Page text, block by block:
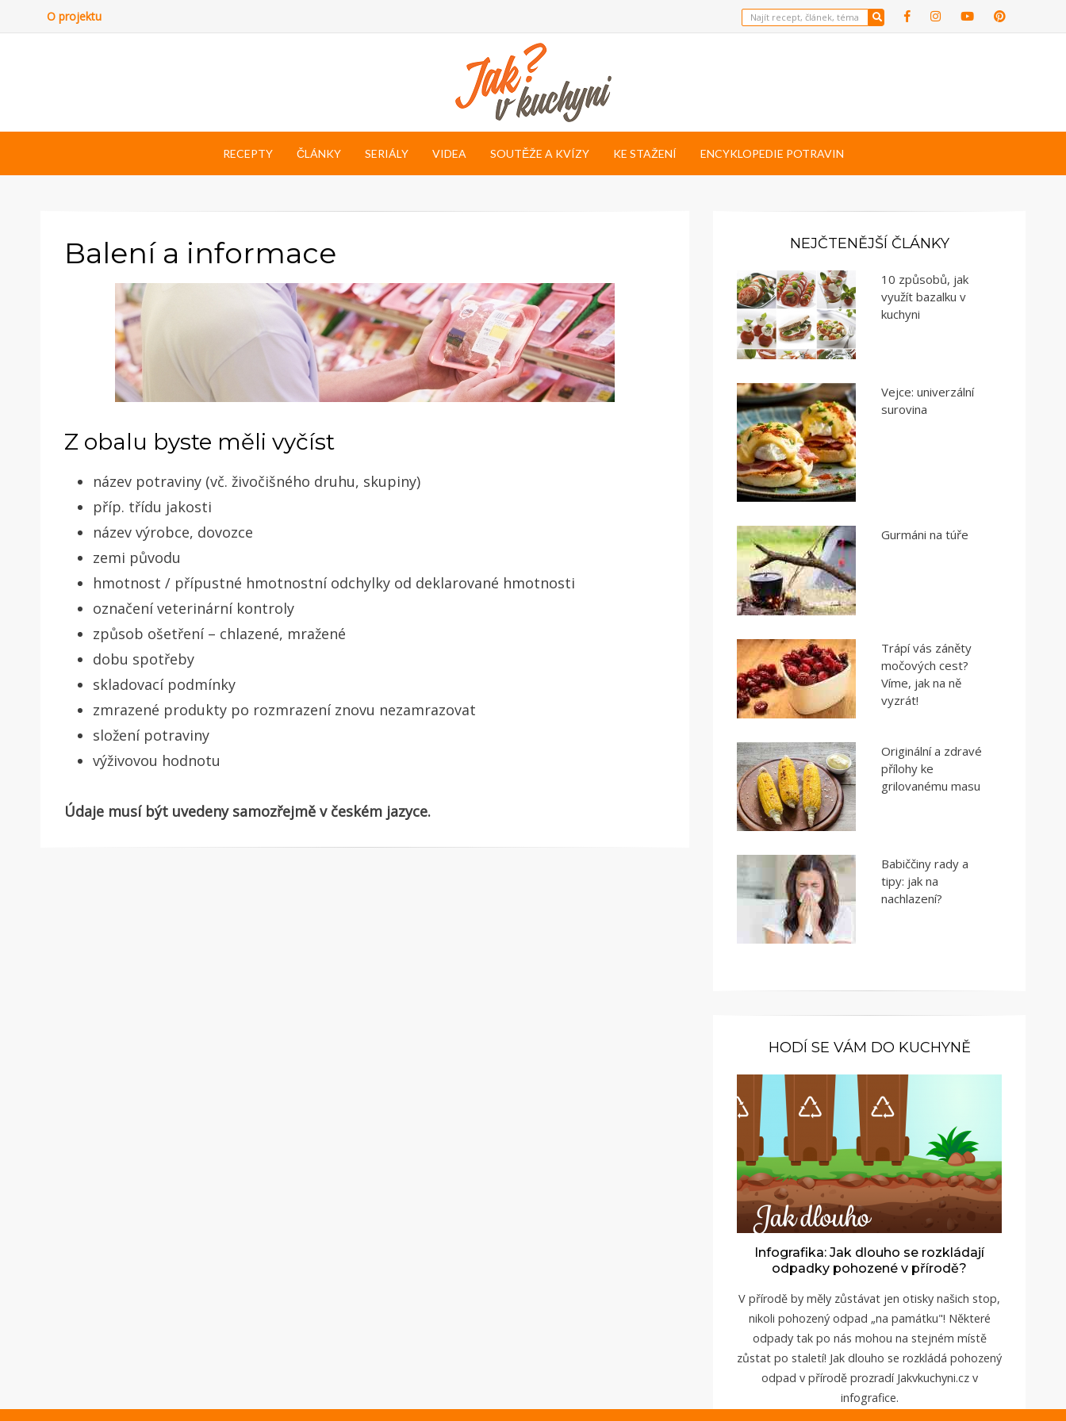
O projektu
RECEPTY ČLÁNKY SERIÁLY VIDEA SOUTĚŽE A KVÍZY KE STAŽENÍ ENCYKLOPEDIE POTRAVIN
Balení a informace
Z obalu byste měli vyčíst
název potraviny (vč. živočišného druhu, skupiny)
příp. třídu jakosti
název výrobce, dovozce
zemi původu
hmotnost / přípustné hmotnostní odchylky od deklarované hmotnosti
označení veterinární kontroly
způsob ošetření – chlazené, mražené
dobu spotřeby
skladovací podmínky
zmrazené produkty po rozmrazení znovu nezamrazovat
složení potraviny
výživovou hodnotu
Údaje musí být uvedeny samozřejmě v českém jazyce.
NEJČTENĚJŠÍ ČLÁNKY
10 způsobů, jak
využít bazalku v
kuchyni
Vejce: univerzální
surovina
Gurmáni na túře
Trápí vás záněty
močových cest?
Víme, jak na ně
vyzrát!
Originální a zdravé
přílohy ke
grilovanému masu
Babiččiny rady a
tipy: jak na
nachlazení?
HODÍ SE VÁM DO KUCHYNĚ
Infografika: Jak dlouho se rozkládají
odpadky pohozené v přírodě?
V přírodě by měly zůstávat jen otisky našich stop,
nikoli pohozený odpad „na památku"! Některé
odpady tak po nás mohou na stejném místě
zůstat po staletí! Jak dlouho se rozkládá pohozený
odpad v přírodě prozradí Jakvkuchyni.cz v
infografice.